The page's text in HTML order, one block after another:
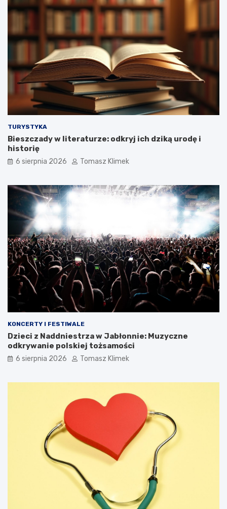
TURYSTYKA
Bieszczady w literaturze: odkryj ich dziką urodę i
historię
6 sierpnia 2026 Tomasz Klimek
KONCERTY I FESTIWALE
Dzieci z Naddniestrza w Jabłonnie: Muzyczne
odkrywanie polskiej tożsamości
6 sierpnia 2026 Tomasz Klimek